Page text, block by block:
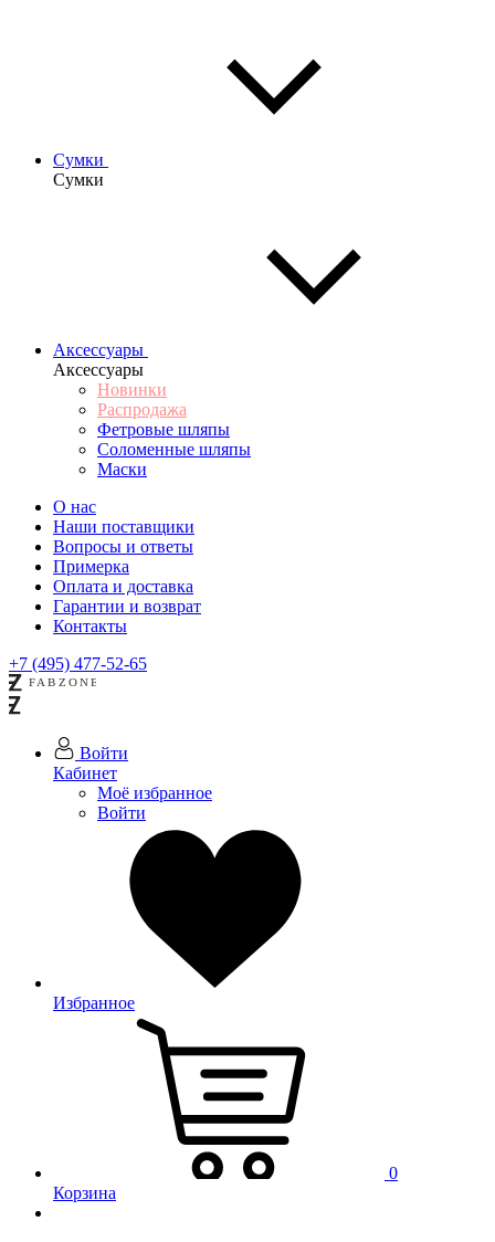
Сумки
Сумки
Аксессуары
Аксессуары
Новинки
Распродажа
Фетровые шляпы
Соломенные шляпы
Маски
О нас
Наши поставщики
Вопросы и ответы
Примерка
Оплата и доставка
Гарантии и возврат
Контакты
+7 (495) 477-52-65
Войти
Кабинет
Моё избранное
Войти
Избранное
0
Корзина